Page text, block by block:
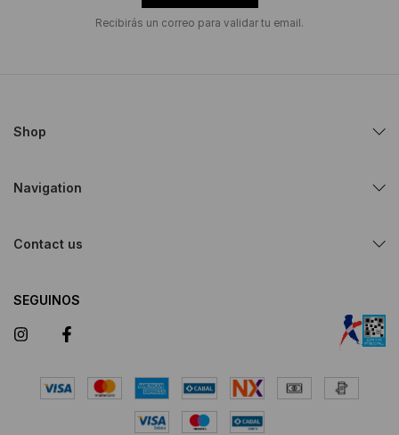
Recibirás un correo para validar tu email.
Shop
Navigation
Contact us
SEGUINOS